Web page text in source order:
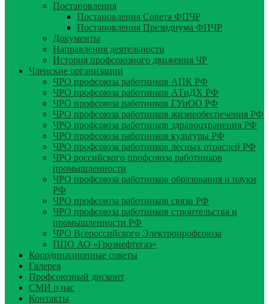
Постановления
Постановления Совета ФПЧР
Постановления Президиума ФПЧР
Документы
Направления деятельности
История профсоюзного движения ЧР
Членские организации
ЧРО профсоюза работников АПК РФ
ЧРО профсоюза работников АТиДХ РФ
ЧРО профсоюза работников ГУиОО РФ
ЧРО профсоюза работников жизнеобеспечения РФ
ЧРО профсоюза работников здравоохранения РФ
ЧРО профсоюза работников культуры РФ
ЧРО профсоюза работников лесных отраслей РФ
ЧРО российского профсоюза работников
промышленности
ЧРО профсоюза работников образования и науки
РФ
ЧРО профсоюза работников связи РФ
ЧРО профсоюза работников строительства и
промышленности РФ
ЧРО Всероссийского Электропрофсоюза
ППО АО «Грознефтегаз»
Координационные советы
Галерея
Профсоюзный дисконт
СМИ о нас
Контакты